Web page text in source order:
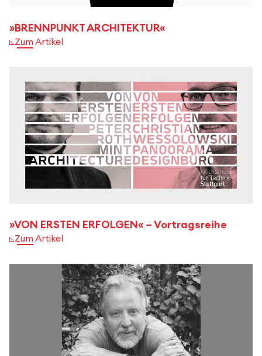
»BRENNPUNKT ARCHITEKTUR«
Zum Artikel
»VON ERSTEN ERFOLGEN« – Vortragsreihe
Zum Artikel